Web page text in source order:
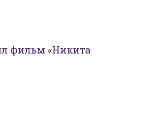
фильм «Никита